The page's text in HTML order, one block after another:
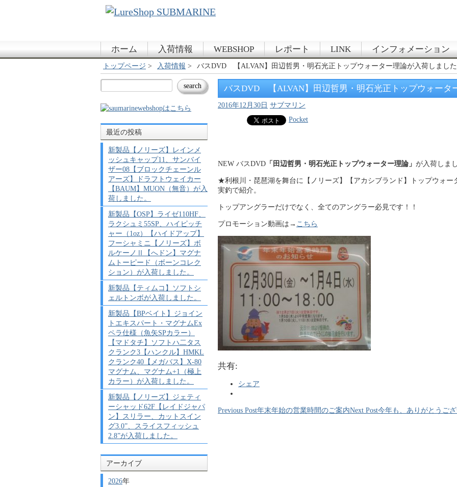
ホーム 入荷情報 WEBSHOP レポート LINK インフォメーション
トップページ 入荷情報 バスDVD 【ALVAN】田辺哲男・明石光正トップウォーター理論が入荷しました
バスDVD 【ALVAN】田辺哲男・明石光正トップウォータ
2016年12月30日 サブマリン
Pocket
NEW バスDVD 「田辺哲男・明石光正トップウォーター理論」 が入荷しま
★利根川・琵琶湖を舞台に【ノリーズ】【アカシブランド】トップウォー
実釣で紹介。
トップアングラーだけでなく、全てのアングラー必見です！！
プロモーション動画は→ こちら
共有:
シェア
Previous Post年末年始の営業時間のご案内Next Post今年も、ありがとうござ
最近の投稿
新製品【ノリーズ】レインメ
ッシュキャップ11、サンバイ
ザー08【ブロックチェーンル
アーズ】ドラフトウェイカー
【BAUM】MUON（無音）が入
荷しました。
新製品【OSP】ライゼ110HF、
ラクシュミ55SP、ハイピッチ
ャー（1oz）【ハイドアップ】
フーシャミニ【ノリーズ】ボ
ルケーノⅡ【へドン】マグナ
ムトーピード（ボーンコレク
ション）が入荷しました。
新製品【ティムコ】ソフトシ
ェルトンボが入荷しました。
新製品【BPベイト】ジョイン
トエキスパート・マグナムEx
ペラ仕様（魚矢SPカラー）
【マドタチ】ソフトハ二タス
クランク3【ハンクル】HMKL
クランク40【メガバス】X-80
マグナム、マグナム+1（極上
カラー）が入荷しました。
新製品【ノリーズ】ジェティ
ーシャッド62F【レイドジャパ
ン】スリラー、カットスイン
グ3.0”、スライスフィッシュ
2.8”が入荷しました。
アーカイブ
2026年